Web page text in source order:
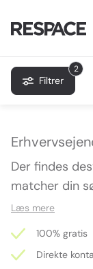
2
Filtrer
Der findes
matcher din
Læs mere
100% gratis
Direkte